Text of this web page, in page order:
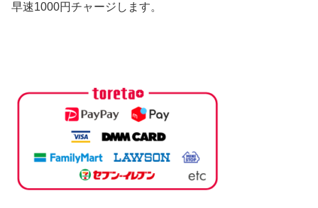
早速1000円チャージします。